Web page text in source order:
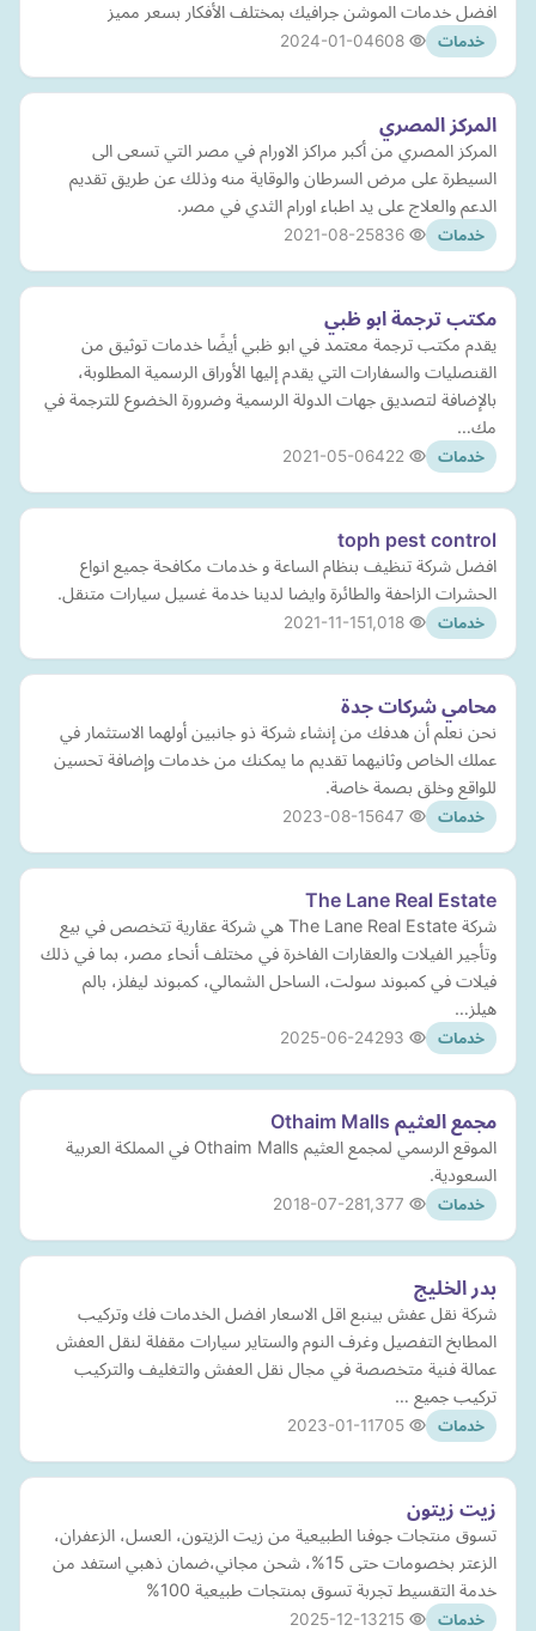
افضل خدمات الموشن جرافيك بمختلف الأفكار بسعر مميز
خدمات 2024-01-04
المركز المصري
المركز المصري من أكبر مراكز الاورام في مصر التي تسعى الى
السيطرة على مرض السرطان والوقاية منه وذلك عن طريق تقديم
الدعم والعلاج على يد اطباء اورام الثدي في مصر.
خدمات 2021-08-25
مكتب ترجمة ابو ظبي
يقدم مكتب ترجمة معتمد في ابو ظبي أيضًا خدمات توثيق من
القنصليات والسفارات التي يقدم إليها الأوراق الرسمية المطلوبة،
بالإضافة لتصديق جهات الدولة الرسمية وضرورة الخضوع للترجمة في
مك…
خدمات 2021-05-06
toph pest control
افضل شركة تنظيف بنظام الساعة و خدمات مكافحة جميع انواع
الحشرات الزاحفة والطائرة وايضا لدينا خدمة غسيل سيارات متنقل.
خدمات 2021-11-15
محامي شركات جدة
نحن نعلم أن هدفك من إنشاء شركة ذو جانبين أولهما الاستثمار في
عملك الخاص وثانيهما تقديم ما يمكنك من خدمات وإضافة تحسين
للواقع وخلق بصمة خاصة.
خدمات 2023-08-15
The Lane Real Estate
شركة The Lane Real Estate هي شركة عقارية تتخصص في بيع
وتأجير الفيلات والعقارات الفاخرة في مختلف أنحاء مصر، بما في ذلك
فيلات في كمبوند سولت، الساحل الشمالي، كمبوند ليفلز، بالم
هيلز…
خدمات 2025-06-24
مجمع العثيم Othaim Malls
الموقع الرسمي لمجمع العثيم Othaim Malls في المملكة العربية
السعودية.
خدمات 2018-07-28
بدر الخليج
شركة نقل عفش بينبع اقل الاسعار افضل الخدمات فك وتركيب
المطابخ التفصيل وغرف النوم والستاير سيارات مقفلة لنقل العفش
عمالة فنية متخصصة في مجال نقل العفش والتغليف والتركيب
تركيب جميع …
خدمات 2023-01-11
زيت زيتون
تسوق منتجات جوفنا الطبيعية من زيت الزيتون، العسل، الزعفران،
الزعتر بخصومات حتى 15%، شحن مجاني،ضمان ذهبي استفد من
خدمة التقسيط تجربة تسوق بمنتجات طبيعية 100%
خدمات 2025-12-13